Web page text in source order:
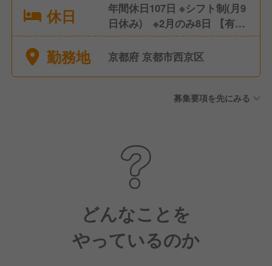
休日
年間休日107日 ※シフト制(月9
日休み) ※2月のみ8日 【有給
休暇】有（10～20日）
勤務地 京都府 京都市西京区
募集要項を先にみる
どんなことを
やっているのか